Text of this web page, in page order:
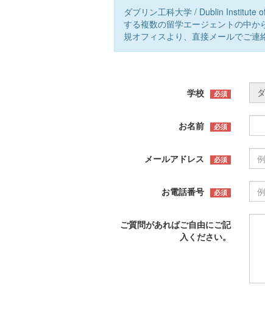
ダブリン工科大学 / Dublin Institute
する複数の留学エージェントの中
規オフィスより、直接メールでご連
学校 必須
お名前 必須
メールアドレス 必須
お電話番号 必須
ご質問があればご自由にご記
入ください。